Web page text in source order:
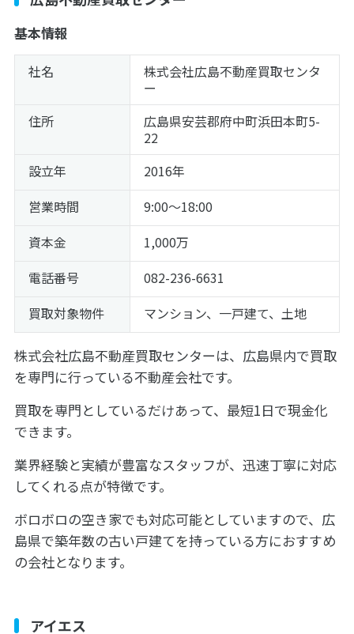
基本情報
社名
株式会社広島不動産買取センタ
ー
住所
広島県安芸郡府中町浜田本町5-
22
設立年
2016年
営業時間
9:00～18:00
資本金
1,000万
電話番号
082-236-6631
買取対象物件
マンション、一戸建て、土地
株式会社広島不動産買取センターは、広島県内で買取
を専門に行っている不動産会社です。
買取を専門としているだけあって、最短1日で現金化
できます。
業界経験と実績が豊富なスタッフが、迅速丁寧に対応
してくれる点が特徴です。
ボロボロの空き家でも対応可能としていますので、広
島県で築年数の古い戸建てを持っている方におすすめ
の会社となります。
アイエス